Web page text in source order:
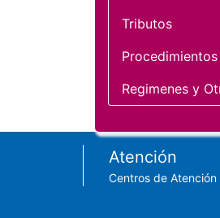
Tributos
Regimenes y
Footer
Atención
Centros de